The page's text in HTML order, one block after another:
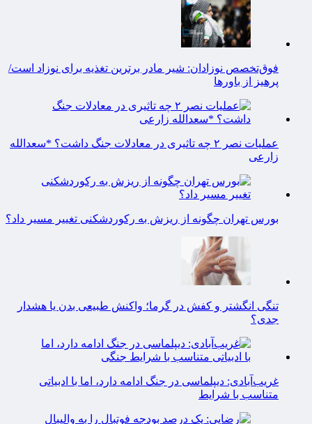
فوق‌تخصص نوزادان: شیر مادر برترین تغذیه برای نوزاد است/
پرهیز از باورها
عملیات نصر ۲ چه تاثیری در معادلات جنگ داشت؟ *سعدالله
زارعی
بورس تهران چگونه از ریزش به رکوردشکنی تغییر مسیر داد؟
تنگی انگشتر و کفش در گرما؛ واکنش طبیعی بدن یا هشدار
جدی؟
غریب‌آبادی: دیپلماسی در جنگ ادامه دارد، اما با ادبیاتی
متناسب با شرایط